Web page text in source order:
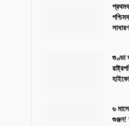
গুণ্ডা
৬
গুঞ্জন!